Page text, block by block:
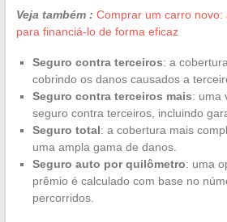
Veja também : Comprar um carro
para financiá-lo de forma eficaz
Seguro contra terceiros: a
cobrindo os danos causados a
Seguro contra terceiros mais: uma
seguro contra terceiros, incluindo
Seguro total: a cobertura mais
uma ampla gama de danos.
Seguro auto por quilômetro: uma
prêmio é calculado com base no
percorridos.